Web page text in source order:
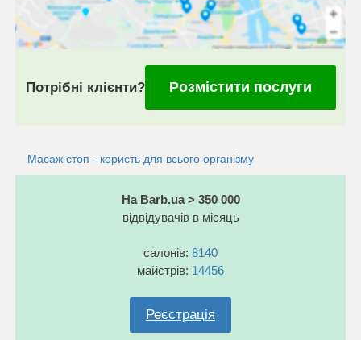
Потрібні клієнти? Розмістити послуги
Масаж стоп - користь для всього організму
На Barb.ua > 350 000
відвідувачів в місяць
салонів: 8140
майстрів: 14456
Реєстрація